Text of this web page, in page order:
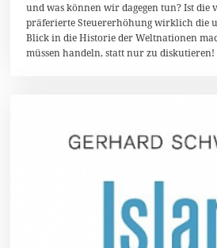
b
e
r
2
0
und was können wir dagegen tun? Ist die
präferierte Steuererhöhung wirklich die
Blick in die Historie der Weltnationen
müssen handeln, statt nur zu diskutieren!